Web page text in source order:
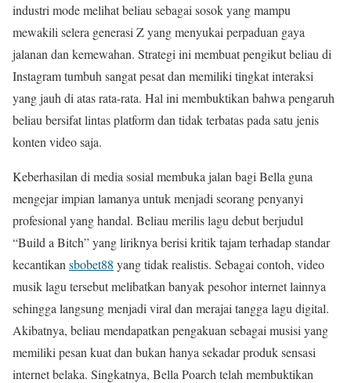
industri mode melihat beliau sebagai sosok yang mampu
mewakili selera generasi Z yang menyukai perpaduan gaya
jalanan dan kemewahan. Strategi ini membuat pengikut beliau di
Instagram tumbuh sangat pesat dan memiliki tingkat interaksi
yang jauh di atas rata-rata. Hal ini membuktikan bahwa pengaruh
beliau bersifat lintas platform dan tidak terbatas pada satu jenis
konten video saja.
Keberhasilan di media sosial membuka jalan bagi Bella guna
mengejar impian lamanya untuk menjadi seorang penyanyi
profesional yang handal. Beliau merilis lagu debut berjudul
“Build a Bitch” yang liriknya berisi kritik tajam terhadap standar
kecantikan sbobet88 yang tidak realistis. Sebagai contoh, video
musik lagu tersebut melibatkan banyak pesohor internet lainnya
sehingga langsung menjadi viral dan merajai tangga lagu digital.
Akibatnya, beliau mendapatkan pengakuan sebagai musisi yang
memiliki pesan kuat dan bukan hanya sekadar produk sensasi
internet belaka. Singkatnya, Bella Poarch telah membuktikan